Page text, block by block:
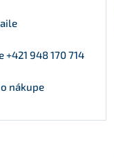
+421 948 170 714
nákupe